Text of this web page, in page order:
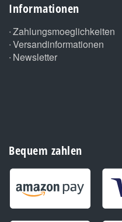
Informationen
Zahlungsmoeglichkeiten
Versandinformationen
Newsletter
Bequem zahlen